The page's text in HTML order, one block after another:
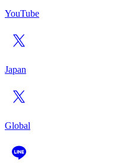
YouTube
Japan
Global